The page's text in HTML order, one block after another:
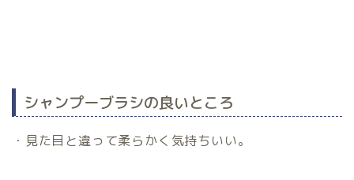
シャンプーブラシの良いところ
・見た目と違って柔らかく気持ちいい。